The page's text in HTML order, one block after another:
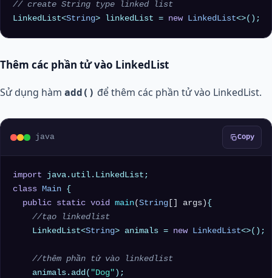
// create String type linked list
LinkedList<String> linkedList = new LinkedList
Thêm các phần tử vào LinkedList
Sử dụng hàm add() để thêm các phần tử vào LinkedList.
java Copy
import
class Main {
public static void main( String [] args) {
//tạo linkedlist
    LinkedList<
String> animals = new LinkedList<>();
//thêm phần tử vào linkedlist
    animals.add(
"Dog" );